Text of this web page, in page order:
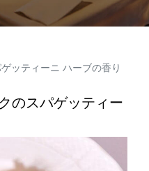
ッティーニ ハーブの香り
のスパゲッティー